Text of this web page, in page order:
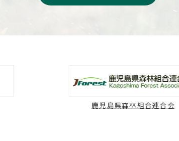
鹿児島県森林組合連合会